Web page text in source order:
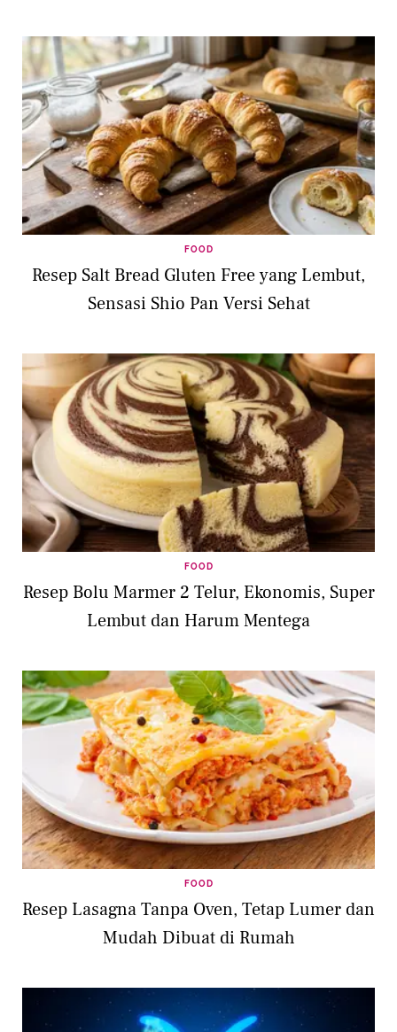
FOOD
Resep Salt Bread Gluten Free yang Lembut,
Sensasi Shio Pan Versi Sehat
FOOD
Resep Bolu Marmer 2 Telur, Ekonomis, Super
Lembut dan Harum Mentega
FOOD
Resep Lasagna Tanpa Oven, Tetap Lumer dan
Mudah Dibuat di Rumah